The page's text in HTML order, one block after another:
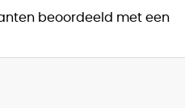
beoordeeld met een